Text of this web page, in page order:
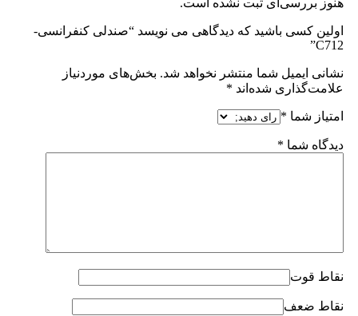
هنوز بررسی‌ای ثبت نشده است.
اولین کسی باشید که دیدگاهی می نویسد “صندلی کنفرانسی-
C712”
نشانی ایمیل شما منتشر نخواهد شد. بخش‌های موردنیاز
علامت‌گذاری شده‌اند *
امتیاز شما *
دیدگاه شما *
نقاط قوت
نقاط ضعف